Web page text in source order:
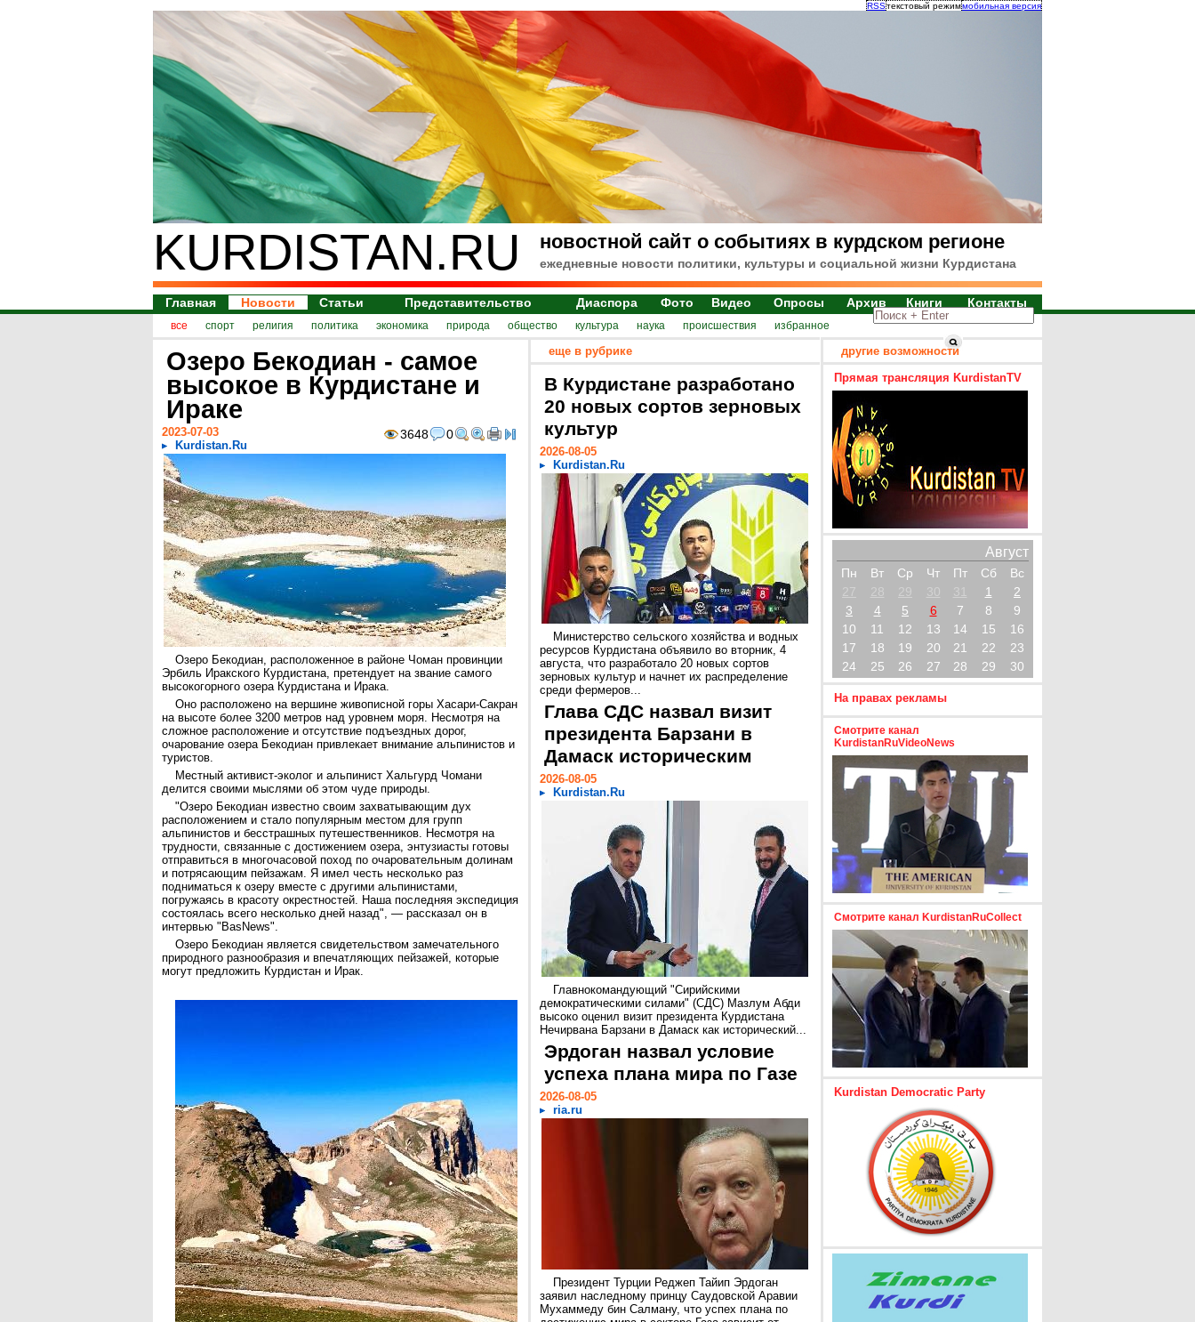
RSSтекстовый режиммобильная версия
KURDISTAN.RU новостной сайт о событиях в курдском регионе
ежедневные новости политики, культуры и социальной жизни Курдистана
Главная Новости Статьи Представительство Диаспора Фото Видео Опросы Архив Книги Контакты
все спорт религия политика экономика природа общество культура наука происшествия избранное
Озеро Бекодиан - самое
высокое в Курдистане и
Ираке
3648 0
2023-07-03
Kurdistan.Ru
Озеро Бекодиан, расположенное в районе Чоман провинции
Эрбиль Иракского Курдистана, претендует на звание самого
высокогорного озера Курдистана и Ирака.
Оно расположено на вершине живописной горы Хасари-Сакран
на высоте более 3200 метров над уровнем моря. Несмотря на
сложное расположение и отсутствие подъездных дорог,
очарование озера Бекодиан привлекает внимание альпинистов и
туристов.
Местный активист-эколог и альпинист Хальгурд Чомани
делится своими мыслями об этом чуде природы.
"Озеро Бекодиан известно своим захватывающим дух
расположением и стало популярным местом для групп
альпинистов и бесстрашных путешественников. Несмотря на
трудности, связанные с достижением озера, энтузиасты готовы
отправиться в многочасовой поход по очаровательным долинам
и потрясающим пейзажам. Я имел честь несколько раз
подниматься к озеру вместе с другими альпинистами,
погружаясь в красоту окрестностей. Наша последняя экспедиция
состоялась всего несколько дней назад", — рассказал он в
интервью "BasNews".
Озеро Бекодиан является свидетельством замечательного
природного разнообразия и впечатляющих пейзажей, которые
могут предложить Курдистан и Ирак.
еще в рубрике
В Курдистане разработано
20 новых сортов зерновых
культур
2026-08-05
Kurdistan.Ru
Министерство сельского хозяйства и водных
ресурсов Курдистана объявило во вторник, 4
августа, что разработало 20 новых сортов
зерновых культур и начнет их распределение
среди фермеров...
Глава СДС назвал визит
президента Барзани в
Дамаск историческим
2026-08-05
Kurdistan.Ru
Главнокомандующий "Сирийскими
демократическими силами" (СДС) Мазлум Абди
высоко оценил визит президента Курдистана
Нечирвана Барзани в Дамаск как исторический...
Эрдоган назвал условие
успеха плана мира по Газе
2026-08-05
ria.ru
Президент Турции Реджеп Тайип Эрдоган
заявил наследному принцу Саудовской Аравии
Мухаммеду бин Салману, что успех плана по
другие возможности
Прямая трансляция KurdistanTV
Август
Пн Вт Ср Чт Пт Сб
Вс
27
28 29 30 31 1
2
3
4 5 6 7 8
9
10
11 12 13 14 15
16
17
18 19 20 21 22
23
24
25 26 27 28 29 30
На правах рекламы
Смотрите канал
KurdistanRuVideoNews
Смотрите канал KurdistanRuCollect
Kurdistan Democratic Party